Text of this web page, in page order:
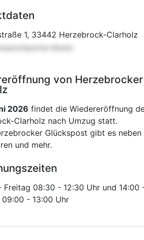
1, 33442 Herzebrock-Clarholz
von
2026 findet die Wiedereröffnung
Clarholz nach Umzug statt.
Glückspost gibt es
und mehr.
Freitag 08:30 - 12:30 Uhr und 14:00
09:00 - 13:00 Uhr